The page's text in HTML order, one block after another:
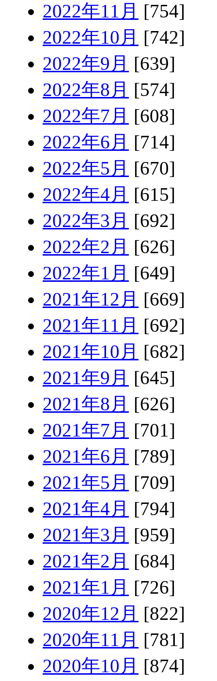
2022年11月 [754]
2022年10月 [742]
2022年9月 [639]
2022年8月 [574]
2022年7月 [608]
2022年6月 [714]
2022年5月 [670]
2022年4月 [615]
2022年3月 [692]
2022年2月 [626]
2022年1月 [649]
2021年12月 [669]
2021年11月 [692]
2021年10月 [682]
2021年9月 [645]
2021年8月 [626]
2021年7月 [701]
2021年6月 [789]
2021年5月 [709]
2021年4月 [794]
2021年3月 [959]
2021年2月 [684]
2021年1月 [726]
2020年12月 [822]
2020年11月 [781]
2020年10月 [874]